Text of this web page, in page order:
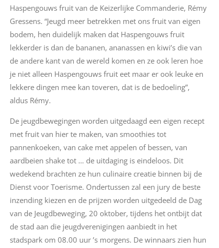
Haspengouws fruit van de Keizerlijke Commanderie, Rémy
Gressens. “Jeugd meer betrekken met ons fruit van eigen
bodem, hen duidelijk maken dat Haspengouws fruit
lekkerder is dan de bananen, ananassen en kiwi’s die van
de andere kant van de wereld komen en ze ook leren hoe
je niet alleen Haspengouws fruit eet maar er ook leuke en
lekkere dingen mee kan toveren, dat is de bedoeling”,
aldus Rémy.
De jeugdbewegingen worden uitgedaagd een eigen recept
met fruit van hier te maken, van smoothies tot
pannenkoeken, van cake met appelen of bessen, van
aardbeien shake tot … de uitdaging is eindeloos. Dit
wedekend brachten ze hun culinaire creatie binnen bij de
Dienst voor Toerisme. Ondertussen zal een jury de beste
inzending kiezen en de prijzen worden uitgedeeld de Dag
van de Jeugdbeweging, 20 oktober, tijdens het ontbijt dat
de stad aan die jeugdverenigingen aanbiedt in het
stadspark om 08.00 uur ’s morgens. De winnaars zien hun